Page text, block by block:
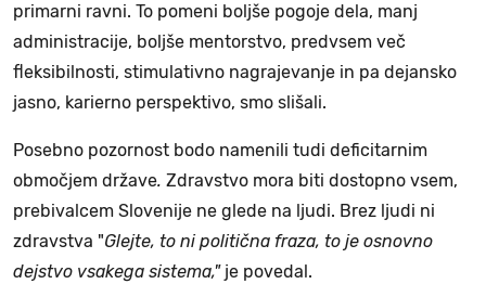
primarni ravni. To pomeni boljše pogoje dela, manj
administracije, boljše mentorstvo, predvsem več
fleksibilnosti, stimulativno nagrajevanje in pa dejansko
jasno, karierno perspektivo, smo slišali.
Posebno pozornost bodo namenili tudi deficitarnim
območjem države. Zdravstvo mora biti dostopno vsem,
prebivalcem Slovenije ne glede na ljudi. Brez ljudi ni
zdravstva "Glejte, to ni politična fraza, to je osnovno
dejstvo vsakega sistema," je povedal.